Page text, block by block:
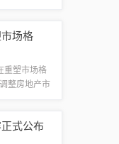
金融市...
场格
重塑市场格
整房地产市
着城市...
式公布